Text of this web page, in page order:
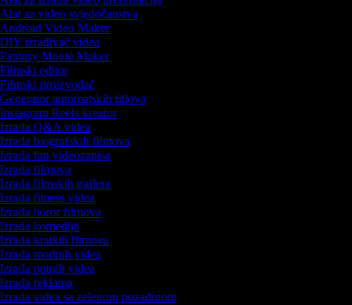
za video svjedočanstva
Video Maker
izrađivač videa
Movie Maker
editor
proizvođač
automatskih titlova
Reels kreator
Q&A videa
biografskih filmova
fan videozapisa
filmova
filmskih trailera
fitness videa
horor filmova
komedija
kratkih filmova
modnih videa
putnih videa
reklama
videa sa zelenom pozadinom